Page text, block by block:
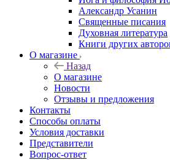
Александр Усанин
Священные писания
Духовная литература
Книги других
О магазине
Назад
О магазине
Новости
Отзывы и предложения
Контакты
Способы оплаты
Условия доставки
Представители
Вопрос-ответ